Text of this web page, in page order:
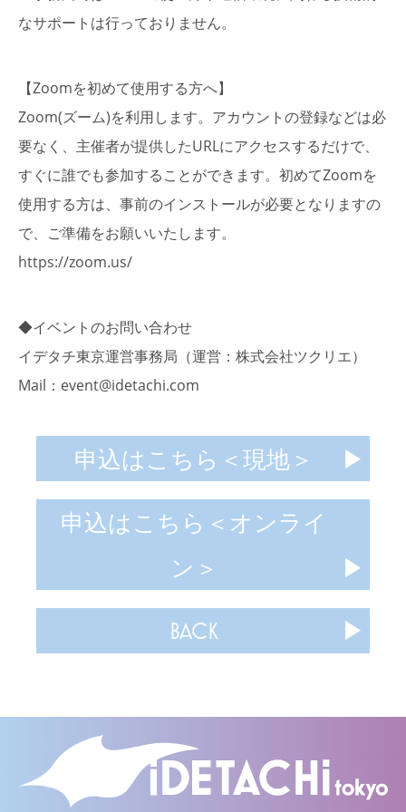
なサポートは⾏っておりません。
【Zoomを初めて使用する方へ】
Zoom(ズーム)を利用します。アカウントの登録などは必
要なく、主催者が提供したURLにアクセスするだけで、
すぐに誰でも参加することができます。初めてZoomを
使用する方は、事前のインストールが必要となりますの
で、ご準備をお願いいたします。
https://zoom.us/
◆イベントのお問い合わせ
イデタチ東京運営事務局（運営：株式会社ツクリエ）
Mail：event@idetachi.com
申込はこちら＜現地＞
申込はこちら＜オンライ
ン＞
BACK